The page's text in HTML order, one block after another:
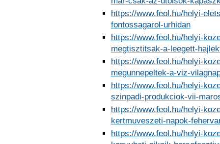
https://www.feol.hu/helyi-
fontossagarol-urhidan
https://www.feol.hu/helyi-
megtisztitsak-a-leegett-
https://www.feol.hu/helyi-
megunnepeltek-a-viz-
https://www.feol.hu/helyi-
szinpadi-produkciok-vii-
https://www.feol.hu/helyi-
kertmuveszeti-napok-
https://www.feol.hu/helyi-